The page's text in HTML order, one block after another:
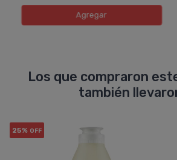
Agregar
Los que compraron
también
25% OFF